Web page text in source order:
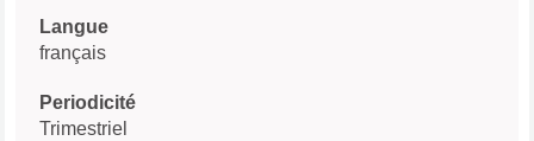
Langue
français
Periodicité
Trimestriel